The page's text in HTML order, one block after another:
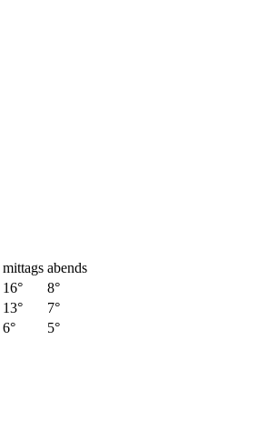
mittags abends
16°
8°
13°
7°
6°
5°